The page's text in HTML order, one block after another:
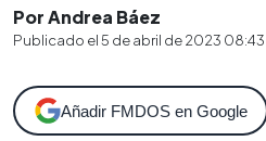
Por Andrea Báez
Publicado el5 de abril de 2023 08:43
Añadir FMDOS en Google